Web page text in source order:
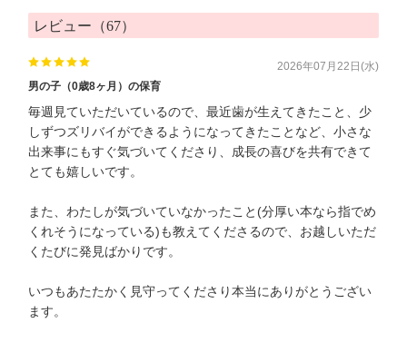
レビュー（67）
2026年07月22日(水)
男の子（0歳8ヶ月）の保育
毎週見ていただいているので、最近歯が生えてきたこと、少
しずつズリバイができるようになってきたことなど、小さな
出来事にもすぐ気づいてくださり、成長の喜びを共有できて
とても嬉しいです。
また、わたしが気づいていなかったこと(分厚い本なら指でめ
くれそうになっている)も教えてくださるので、お越しいただ
くたびに発見ばかりです。
いつもあたたかく見守ってくださり本当にありがとうござい
ます。